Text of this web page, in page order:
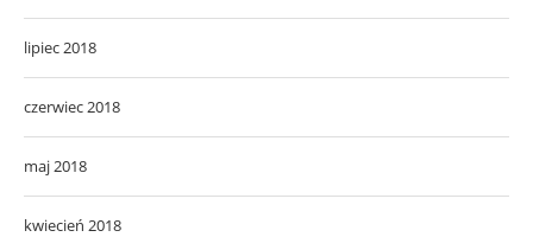
lipiec 2018
czerwiec 2018
maj 2018
kwiecień 2018